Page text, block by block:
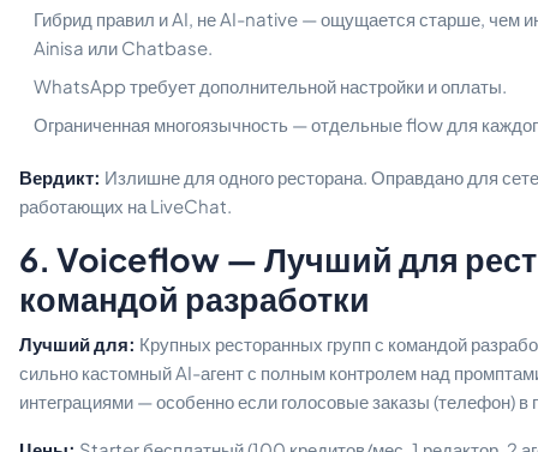
Гибрид правил и AI, не AI-native — ощущается старше, чем
Ainisa или Chatbase.
WhatsApp требует дополнительной настройки и оплаты.
Ограниченная многоязычность — отдельные flow для
Вердикт: Излишне для одного ресторана. Оправдано для
работающих на LiveChat.
6. Voiceflow — Лучший для
командой разработки
Лучший для: Крупных ресторанных групп с командой
сильно кастомный AI-агент с полным контролем над
интеграциями — особенно если голосовые заказы (телефон) в